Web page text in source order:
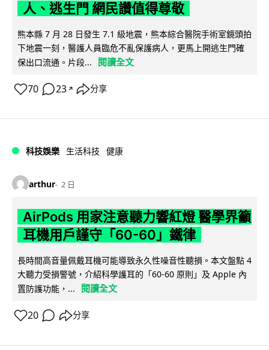
人、逃生門 網民讚值得尊敬
熊本縣 7 月 28 日發生 7.1 級地震，熊本綜合醫院手術室鏡頭拍
下地震一刻，醫護人員臨危不亂保護病人，更馬上開逃生門確
保出口流通。片段...
閱讀全文
70 23 ↗ 分享
科技娛樂 生活科技 健康
arthur 2 日
AirPods 用家注意聽力響紅燈 醫學界籲
耳機用戶謹守「60-60」鐵律
長時間高音量佩戴耳機可能導致永久性噪音性聽損。本文盤點 4
大聽力受損警號，介紹科學護耳的「60-60 原則」及 Apple 內
置防護功能，...
閱讀全文
20 分享